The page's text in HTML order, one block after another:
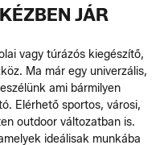
JÁR
vagy túrázós kiegészítő,
Ma már egy univerzális,
ami bármilyen
Elérhető sportos, városi,
outdoor változatban is.
ideálisak munkába